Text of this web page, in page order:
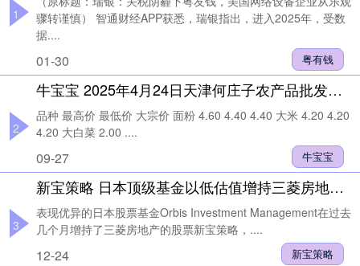
1
粤有钱
骤转谨慎） 智通财经APP获悉，瑞银指出，进入2025年，受数
据....
01-30
2
牛宝宝 2025年4月24日天津何庄子农产品批发市场价格行情
牛宝宝
品种 最高价 最低价 大宗价 面粉 4.60 4.40 4.40 大米 4.20 4.20
4.20 大白菜 2.00 ....
09-27
3
新宝策略 日本顶级基金以低估值增持三菱房地产股票
新宝策略
表现优异的日本股票基金Orbis Investment Management在过去
几个月增持了三菱房地产的股票新宝策略，....
12-24